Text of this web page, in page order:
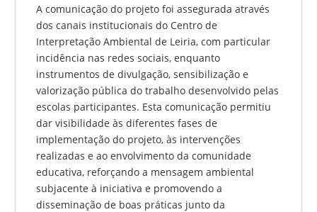
A comunicação do projeto foi assegurada através
dos canais institucionais do Centro de
Interpretação Ambiental de Leiria, com particular
incidência nas redes sociais, enquanto
instrumentos de divulgação, sensibilização e
valorização pública do trabalho desenvolvido pelas
escolas participantes. Esta comunicação permitiu
dar visibilidade às diferentes fases de
implementação do projeto, às intervenções
realizadas e ao envolvimento da comunidade
educativa, reforçando a mensagem ambiental
subjacente à iniciativa e promovendo a
disseminação de boas práticas junto da